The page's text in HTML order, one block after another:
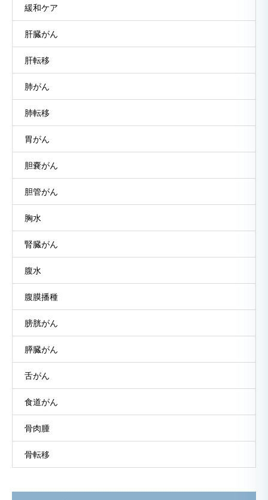
緩和ケア
肝臓がん
肝転移
肺がん
肺転移
胃がん
胆嚢がん
胆管がん
胸水
腎臓がん
腹水
腹膜播種
膀胱がん
膵臓がん
舌がん
食道がん
骨肉腫
骨転移